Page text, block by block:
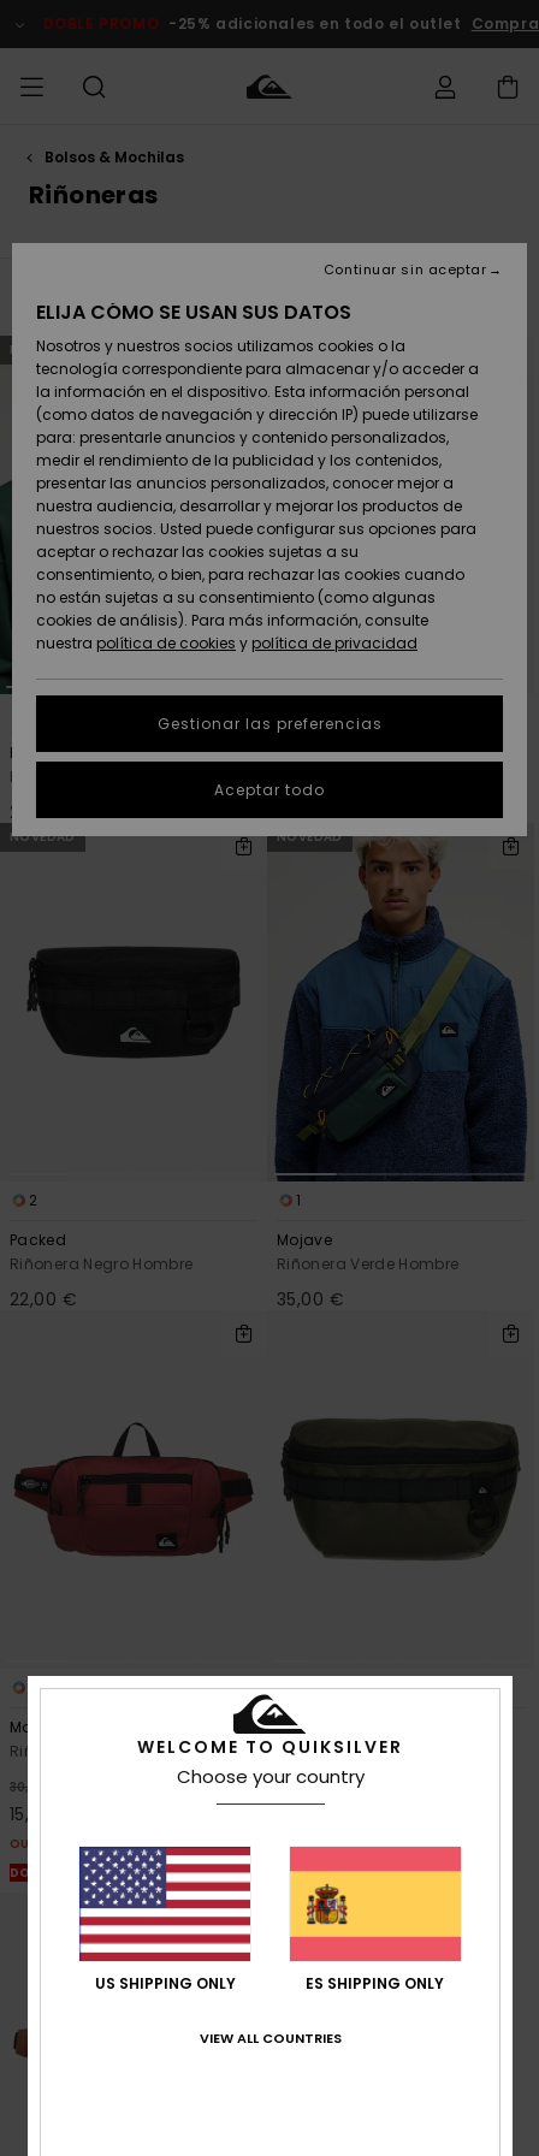
de
cuadrícula
productos
DOBLE PROMO -25% adicionales en todo el outlet Comprar
HOMBRE
Zapatos y
chanclas
Surf
Snow
Novedades
Destacados
Zapatos y
chanclas
Surf
Snow
Novedades
Destacados
Destacados
Snow
SURF
Highlights
Comunidad
SNOW
Snow Niños
Tienda
Snow Mujer
Destacados
Comunidad
DOBLE
PROMO
Outlet
Mujer
AYUDA &
CONTACTO
Envio
Devoluciones
Pago
Tarjeta de
regalo
Quiksilver
Freedom
Protección de
datos
personales
Inicia una
conversación
la respuesta
conversación
Encuentra
respuestas a
las preguntas
frecuentes y
formulario de
contacto.
las FAQ
SOSTENIBILIDAD
Bolsos & Mochilas
Riñoneras
Saltar
criterios
búsqueda
Ir
ordenar
NOVEDAD
Packed
Riñonera Verde Hombre
22,00 €
NOVEDAD
Mojave Plus
35,00 €
NOVEDAD
2
Packed
Riñonera Negro Hombre
22,00 €
NOVEDAD
1
Mojave
Riñonera Verde Hombre
35,00 €
Mojave
Riñonera Rojo hombre
30,00 €
15,75 €
OUTLET
DOBLE PROMO -25% EXTRA
3
Bling Sling
Riñonera Verde hombre
22,00 € 48%
OUTLET
DOBLE PROMO -25% EXTRA
WELCOME TO QUIKSILVER
Choose your country
US SHIPPING ONLY ES SHIPPING ONLY
VIEW ALL COUNTRIES
ELIJA CÓMO SE USAN SUS DATOS
Nosotros y nuestros socios utilizamos cookies o la
tecnología correspondiente para almacenar y/o acceder a
la información en el dispositivo. Esta información personal
(como datos de navegación y dirección IP) puede utilizarse
para: presentarle anuncios y contenido personalizados,
medir el rendimiento de la publicidad y los contenidos,
presentar las anuncios personalizados, conocer mejor a
nuestra audiencia, desarrollar y mejorar los productos de
nuestros socios. Usted puede configurar sus opciones para
aceptar o rechazar las cookies sujetas a su
consentimiento, o bien, para rechazar las cookies cuando
no están sujetas a su consentimiento (como algunas
cookies de análisis). Para más información, consulte
nuestra política de cookies y política de privacidad
Gestionar las preferencias
Continuar sin aceptar
Aceptar todo